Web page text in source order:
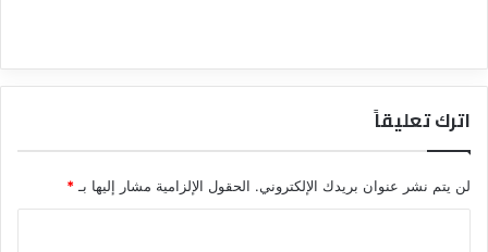
اترك تعليقاً
لن يتم نشر عنوان بريدك الإلكتروني. الحقول الإلزامية مشار إليها بـ*